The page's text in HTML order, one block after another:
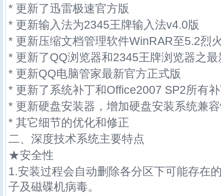
* 更新了迅雷极速官方版
* 更新输入法为2345王牌输入法v4.0版
* 更新压缩文档管理软件WinRAR至5.2烈
* 更新了QQ浏览器和2345王牌浏览器之最
* 更新QQ电脑管家最新官方正式版
* 更新了系统补丁和Office2007 SP2所有
* 更新硬盘安装器，增加硬盘安装系统兼
* 其它细节的优化和修正
二、深度技术系统主要特点
★安全性
1.安装过程会自动删除各分区下可能存在
子及磁碟机病毒。